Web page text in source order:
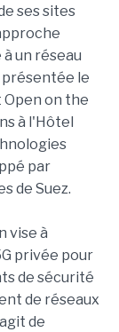
ses sites
un réseau
le
Open on the
à l'Hôtel
par
de Suez.
vise à
privée pour
de sécurité
de réseaux
de